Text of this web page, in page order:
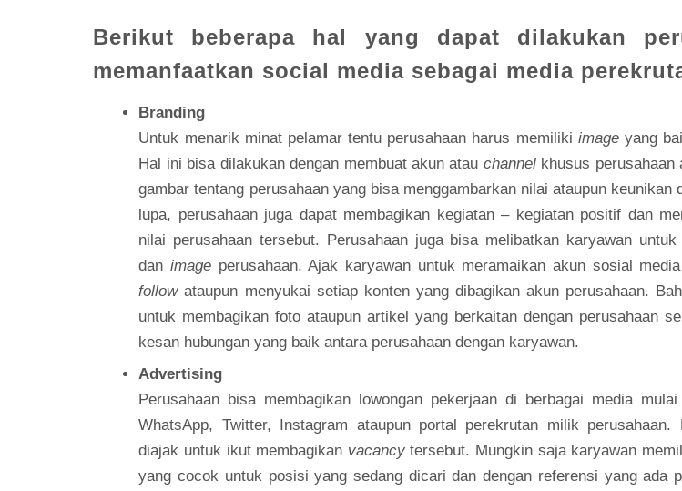
Berikut beberapa hal yang dapat dilakukan
memanfaatkan social media sebagai media
Branding
Untuk menarik minat pelamar tentu perusahaan harus memiliki imageyang
Hal ini bisa dilakukan dengan membuat akun atau channelkhusus perusahaan
gambar tentang perusahaan yang bisa menggambarkan nilai ataupun keunikan
lupa, perusahaan juga dapat membagikan kegiatan – kegiatan positif dan
nilai perusahaan tersebut. Perusahaan juga bisa melibatkan karyawan untuk
danimage perusahaan. Ajak karyawan untuk meramaikan akun sosial
followataupun menyukai setiap konten yang dibagikan akun perusahaan.
untuk membagikan foto ataupun artikel yang berkaitan dengan perusahaan
kesan hubungan yang baik antara perusahaan dengan karyawan.
Advertising
Perusahaan bisa membagikan lowongan pekerjaan di berbagai media
WhatsApp, Twitter, Instagram ataupun portal perekrutan milik perusahaan.
diajak untuk ikut membagikan vacancytersebut. Mungkin saja karyawan
yang cocok untuk posisi yang sedang dicari dan dengan referensi yang ada